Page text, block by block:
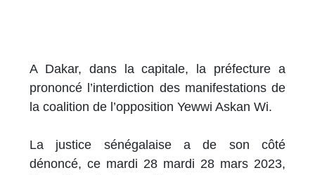
A Dakar, dans la capitale, la préfecture a
prononcé l’interdiction des manifestations de
la coalition de l’opposition Yewwi Askan Wi.
La justice sénégalaise a de son côté
dénoncé, ce mardi 28 mardi 28 mars 2023,